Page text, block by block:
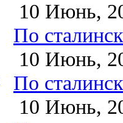
10 Июнь,
По
10 Июнь,
По
10 Июнь,